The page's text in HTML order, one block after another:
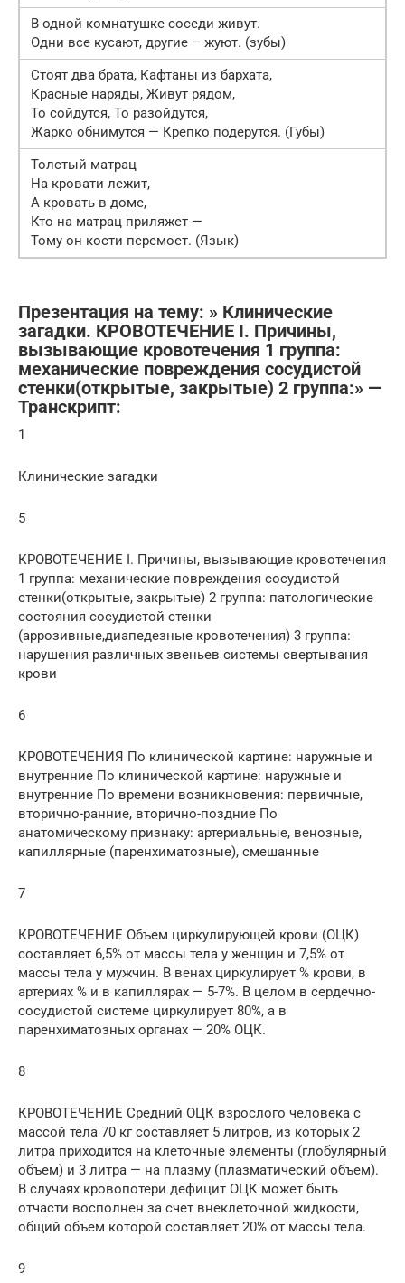
В одной комнатушке соседи живут.
Одни все кусают, другие – жуют. (зубы)
Стоят два брата, Кафтаны из бархата,
Красные наряды, Живут рядом,
То сойдутся, То разойдутся,
Жарко обнимутся — Крепко подерутся. (Губы)
Толстый матрац
На кровати лежит,
А кровать в доме,
Кто на матрац приляжет —
Тому он кости перемоет. (Язык)
Презентация на тему: » Клинические
загадки. КРОВОТЕЧЕНИЕ I. Причины,
вызывающие кровотечения 1 группа:
механические повреждения сосудистой
стенки(открытые, закрытые) 2 группа:» —
Транскрипт:
1
Клинические загадки
5
КРОВОТЕЧЕНИЕ I. Причины, вызывающие кровотечения
1 группа: механические повреждения сосудистой
стенки(открытые, закрытые) 2 группа: патологические
состояния сосудистой стенки
(аррозивные,диапедезные кровотечения) 3 группа:
нарушения различных звеньев системы свертывания
крови
6
КРОВОТЕЧЕНИЯ По клинической картине: наружные и
внутренние По клинической картине: наружные и
внутренние По времени возникновения: первичные,
вторично-ранние, вторично-поздние По
анатомическому признаку: артериальные, венозные,
капиллярные (паренхиматозные), смешанные
7
КРОВОТЕЧЕНИЕ Объем циркулирующей крови (ОЦК)
составляет 6,5% от массы тела у женщин и 7,5% от
массы тела у мужчин. В венах циркулирует % крови, в
артериях % и в капиллярах — 5-7%. В целом в сердечно-
сосудистой системе циркулирует 80%, а в
паренхиматозных органах — 20% ОЦК.
8
КРОВОТЕЧЕНИЕ Средний ОЦК взрослого человека с
массой тела 70 кг составляет 5 литров, из которых 2
литра приходится на клеточные элементы (глобулярный
объем) и 3 литра — на плазму (плазматический объем).
В случаях кровопотери дефицит ОЦК может быть
отчасти восполнен за счет внеклеточной жидкости,
общий объем которой составляет 20% от массы тела.
9